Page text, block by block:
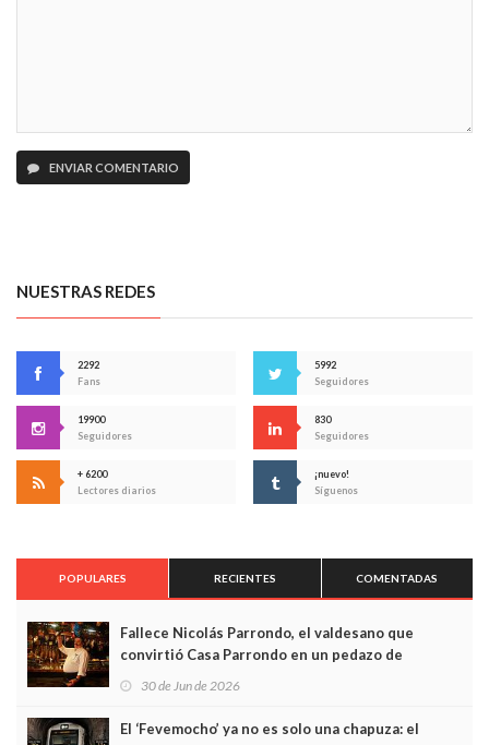
ENVIAR COMENTARIO
NUESTRAS REDES
2292
Fans
5992
Seguidores
19900
Seguidores
830
Seguidores
+ 6200
Lectores diarios
¡nuevo!
Síguenos
POPULARES RECIENTES COMENTADAS
Fallece Nicolás Parrondo, el valdesano que
convirtió Casa Parrondo en un pedazo de
Asturias en Madrid
30 de Jun de 2026
El ‘Fevemocho’ ya no es solo una chapuza: el